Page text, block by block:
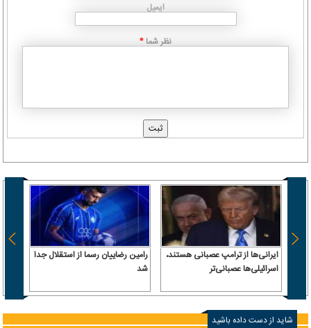
ایمیل
نظر شما *
ایرانی‌ها از ترامپ عصبانی هستند،
اسرائیلی‌ها عصبانی‌تر
رامین رضاییان رسما از استقلال جدا
شد
شاید از دست داده باشید